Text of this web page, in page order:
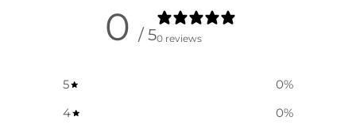
0 / 50 reviews
5 0%
4
0%